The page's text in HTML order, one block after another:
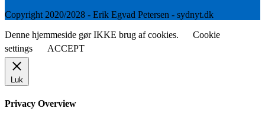
Copyright 2020/2028 - Erik Egvad Petersen - sydnyt.dk
Denne hjemmeside gør IKKE brug af cookies.
Cookie
settings
ACCEPT
Luk
Privacy Overview